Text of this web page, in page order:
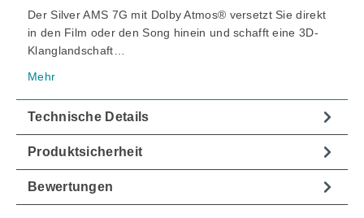
Der Silver AMS 7G mit Dolby Atmos® versetzt Sie direkt
in den Film oder den Song hinein und schafft eine 3D-
Klanglandschaft…
Mehr
Technische Details
Produktsicherheit
Bewertungen